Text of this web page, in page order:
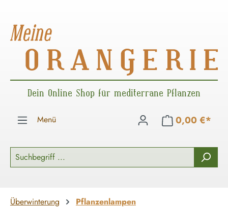
Dein Online Shop für mediterrane Pflanzen
Menü 0,00 €*
Überwinterung Pflanzenlampen